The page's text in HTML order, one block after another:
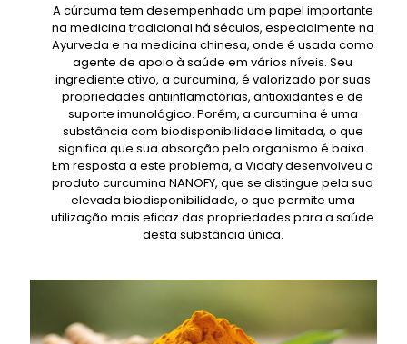
A cúrcuma tem desempenhado um papel importante
na medicina tradicional há séculos, especialmente na
Ayurveda e na medicina chinesa, onde é usada como
agente de apoio à saúde em vários níveis. Seu
ingrediente ativo, a curcumina, é valorizado por suas
propriedades antiinflamatórias, antioxidantes e de
suporte imunológico. Porém, a curcumina é uma
substância com biodisponibilidade limitada, o que
significa que sua absorção pelo organismo é baixa.
Em resposta a este problema, a Vidafy desenvolveu o
produto curcumina NANOFY, que se distingue pela sua
elevada biodisponibilidade, o que permite uma
utilização mais eficaz das propriedades para a saúde
desta substância única.